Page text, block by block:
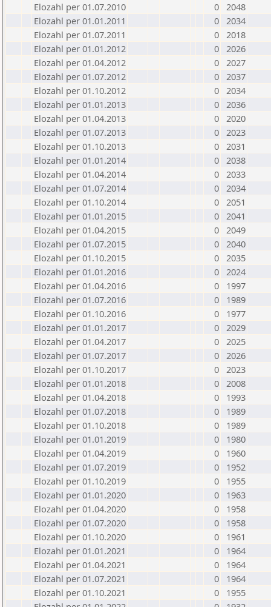
Elozahl per 01.07.2010
0 2048
Elozahl per 01.01.2011
0 2034
Elozahl per 01.07.2011
0 2018
Elozahl per 01.01.2012
0 2026
Elozahl per 01.04.2012
0 2027
Elozahl per 01.07.2012
0 2037
Elozahl per 01.10.2012
0 2034
Elozahl per 01.01.2013
0 2036
Elozahl per 01.04.2013
0 2020
Elozahl per 01.07.2013
0 2023
Elozahl per 01.10.2013
0 2031
Elozahl per 01.01.2014
0 2038
Elozahl per 01.04.2014
0 2033
Elozahl per 01.07.2014
0 2034
Elozahl per 01.10.2014
0 2051
Elozahl per 01.01.2015
0 2041
Elozahl per 01.04.2015
0 2049
Elozahl per 01.07.2015
0 2040
Elozahl per 01.10.2015
0 2035
Elozahl per 01.01.2016
0 2024
Elozahl per 01.04.2016
0
1997
Elozahl per 01.07.2016
0
1989
Elozahl per 01.10.2016
0
1977
Elozahl per 01.01.2017
0 2029
Elozahl per 01.04.2017
0 2025
Elozahl per 01.07.2017
0 2026
Elozahl per 01.10.2017
0 2023
Elozahl per 01.01.2018
0 2008
Elozahl per 01.04.2018
0
1993
Elozahl per 01.07.2018
0
1989
Elozahl per 01.10.2018
0
1989
Elozahl per 01.01.2019
0
1980
Elozahl per 01.04.2019
0
1960
Elozahl per 01.07.2019
0
1952
Elozahl per 01.10.2019
0
1955
Elozahl per 01.01.2020
0
1963
Elozahl per 01.04.2020
0
1958
Elozahl per 01.07.2020
0
1958
Elozahl per 01.10.2020
0
1961
Elozahl per 01.01.2021
0
1964
Elozahl per 01.04.2021
0
1964
Elozahl per 01.07.2021
0
1964
Elozahl per 01.10.2021
0
1955